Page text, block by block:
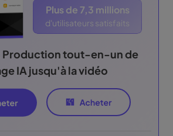
Plus de 7,3 millions
d'utilisateurs satisfaits
Production tout-en-un de
IA jusqu'à la vidéo